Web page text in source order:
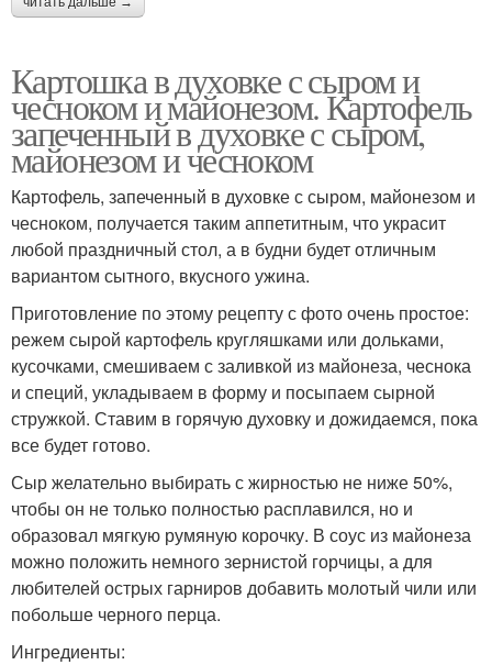
Картошка в духовке с сыром и
чесноком и майонезом. Картофель
запеченный в духовке с сыром,
майонезом и чесноком
Картофель, запеченный в духовке с сыром, майонезом и
чесноком, получается таким аппетитным, что украсит
любой праздничный стол, а в будни будет отличным
вариантом сытного, вкусного ужина.
Приготовление по этому рецепту с фото очень простое:
режем сырой картофель кругляшками или дольками,
кусочками, смешиваем с заливкой из майонеза, чеснока
и специй, укладываем в форму и посыпаем сырной
стружкой. Ставим в горячую духовку и дожидаемся, пока
все будет готово.
Сыр желательно выбирать с жирностью не ниже 50%,
чтобы он не только полностью расплавился, но и
образовал мягкую румяную корочку. В соус из майонеза
можно положить немного зернистой горчицы, а для
любителей острых гарниров добавить молотый чили или
побольше черного перца.
Ингредиенты: